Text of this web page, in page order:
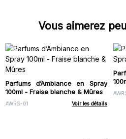
Vous aimerez
Parfums d’Ambiance en Spray
100ml - Fraise blanche & Mûres
AWRS-01 Voir les détails